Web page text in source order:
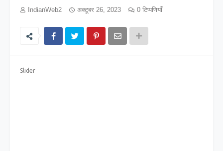
IndianWeb2 अक्टूबर 26, 2023 0 टिप्पणियाँ
Slider